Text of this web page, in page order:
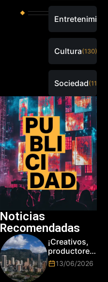
Cultura(130)
Sociedad(115)
Noticias
Recomendadas
¡Creativos,
productores
y cracks de
la tecnología
13/06/2026